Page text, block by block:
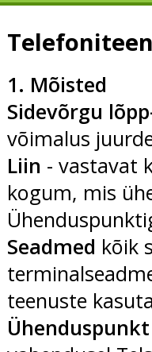
1. Mõisted
Sidevõrgu
võimalus
Liin - vastavat
kogum, mis
Seadmed kõik
teenuste
Ühenduspunkt